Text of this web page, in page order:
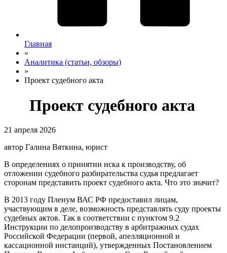
Главная
»
Аналитика (статьи, обзоры)
»
Проект судебного акта
Проект судебного акта
21 апреля 2026
автор Галина Вяткина, юрист
В определениях о принятии иска к производству, об
отложении судебного разбирательства судья предлагает
сторонам представить проект судебного акта. Что это значит?
В 2013 году Пленум ВАС РФ предоставил лицам,
участвующим в деле, возможность представлять суду проекты
судебных актов. Так в соответствии с пунктом 9.2
Инструкции по делопроизводству в арбитражных судах
Российской Федерации (первой, апелляционной и
кассационной инстанций), утвержденных Постановлением